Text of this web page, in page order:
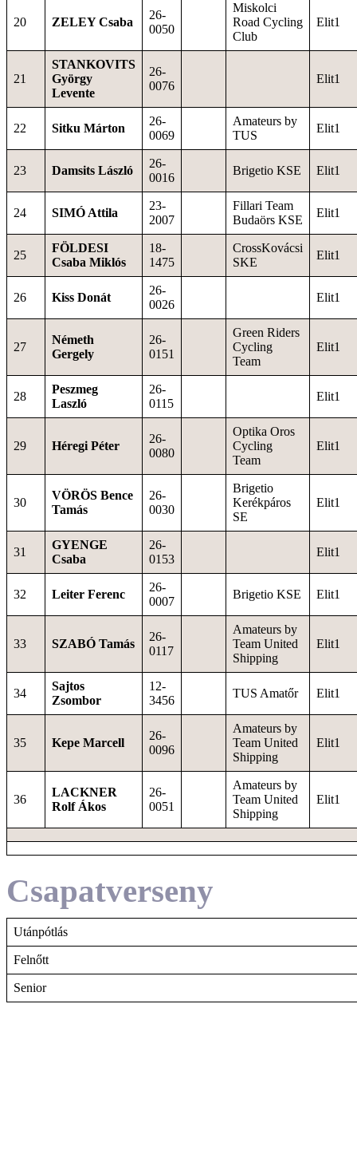
20 ZELEY Csaba
26-
0050
Miskolci
Road Cycling
Club
Elit1
21
STANKOVITS
György
Levente
26-
0076
Elit1
22 Sitku Márton
26-
0069
Amateurs by
TUS
Elit1
23 Damsits László
26-
0016
Brigetio KSE Elit1
24 SIMÓ Attila
23-
2007
Fillari Team
Budaörs KSE
Elit1
25
FÖLDESI
Csaba Miklós
18-
1475
CrossKovácsi
SKE
Elit1
26 Kiss Donát
26-
0026
Elit1
27
Németh
Gergely
26-
0151
Green Riders
Cycling
Team
Elit1
28
Peszmeg
Laszló
26-
0115
Elit1
29 Héregi Péter
26-
0080
Optika Oros
Cycling
Team
Elit1
30
VÖRÖS Bence
Tamás
26-
0030
Brigetio
Kerékpáros
SE
Elit1
31
GYENGE
Csaba
26-
0153
Elit1
32 Leiter Ferenc
26-
0007
Brigetio KSE Elit1
33 SZABÓ Tamás
26-
0117
Amateurs by
Team United
Shipping
Elit1
34
Sajtos
Zsombor
12-
3456
TUS Amatőr Elit1
35 Kepe Marcell
26-
0096
Amateurs by
Team United
Shipping
Elit1
36
LACKNER
Rolf Ákos
26-
0051
Amateurs by
Team United
Shipping
Elit1
Csapatverseny
Utánpótlás
Felnőtt
Senior